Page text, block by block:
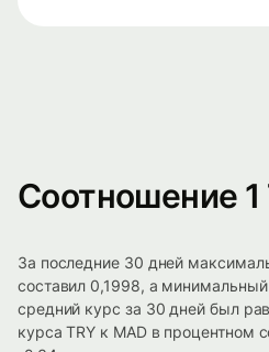
Соотношение 1
За последние 30 дней
составил 0,1998, а
средний курс за 30 дней был
курса TRY к MAD в процентном